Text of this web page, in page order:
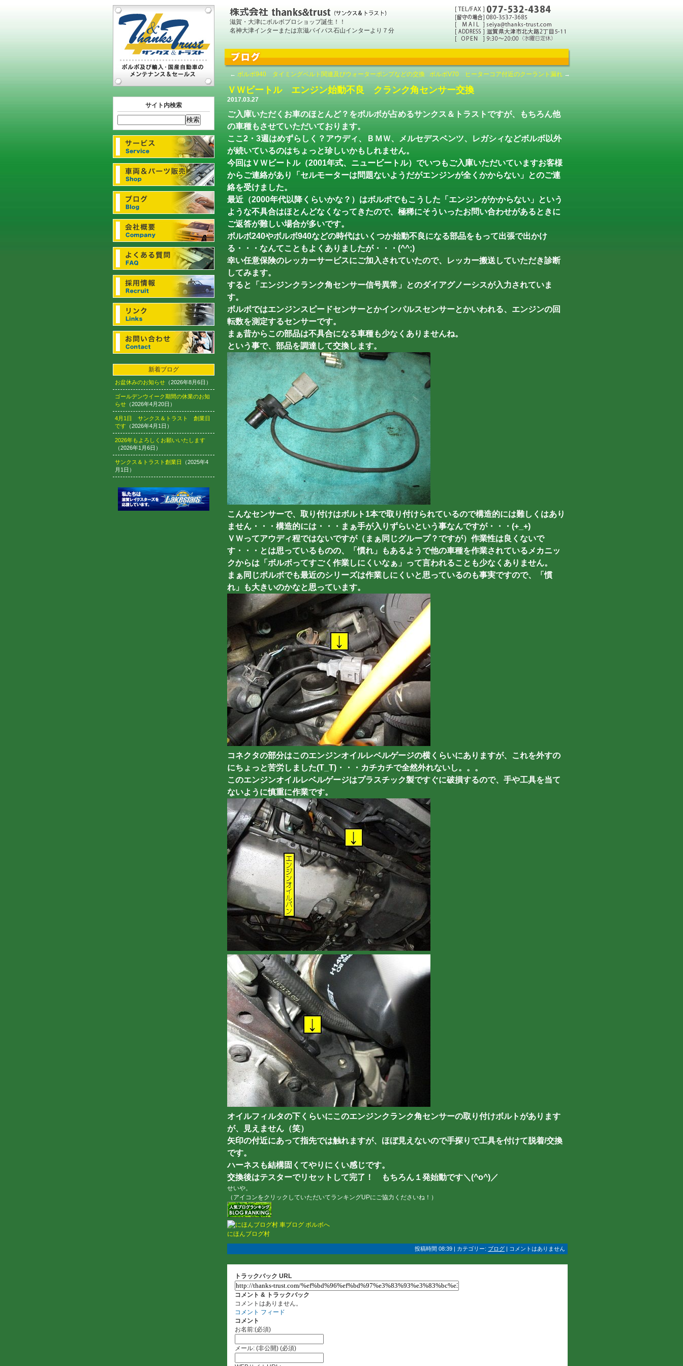
滋賀・大津にボルボプロショップ誕生！！
名神大津インターまたは京滋バイパス石山インターより７分
サイト内検索
新着ブログ
お盆休みのお知らせ （2026年8月6日）
ゴールデンウイーク期間の休業のお知
らせ （2026年4月20日）
4月1日 サンクス＆トラスト 創業日
です （2026年4月1日）
2026年もよろしくお願いいたします
（2026年1月6日）
サンクス＆トラスト創業日
（2025年4
月1日）
← ボルボ940 タイミングベルト関連及びウォーターポンプなどの交換 ボルボV70 ヒーターコア付近のクーラント漏れ →
ＶＷビートル エンジン始動不良 クランク角センサー交換
2017.03.27
ご入庫いただくお車のほとんど？をボルボが占めるサンクス＆トラストですが、もちろん他
の車種もさせていただいております。
ここ2・3週はめずらしく？アウディ、ＢＭＷ、メルセデスベンツ、レガシィなどボルボ以外
が続いているのはちょっと珍しいかもしれません。
今回はＶＷビートル（2001年式、ニュービートル）でいつもご入庫いただいていますお客様
からご連絡があり「セルモーターは問題ないようだがエンジンが全くかからない」とのご連
絡を受けました。
最近（2000年代以降くらいかな？）はボルボでもこうした「エンジンがかからない」という
ような不具合はほとんどなくなってきたので、極稀にそういったお問い合わせがあるときに
ご返答が難しい場合が多いです。
ボルボ240やボルボ940などの時代はいくつか始動不良になる部品をもって出張で出かけ
る・・・なんてこともよくありましたが・・・(^^;)
幸い任意保険のレッカーサービスにご加入されていたので、レッカー搬送していただき診断
してみます。
すると「エンジンクランク角センサー信号異常」とのダイアグノーシスが入力されていま
す。
ボルボではエンジンスピードセンサーとかインパルスセンサーとかいわれる、エンジンの回
転数を測定するセンサーです。
まぁ昔からこの部品は不具合になる車種も少なくありませんね。
という事で、部品を調達して交換します。
こんなセンサーで、取り付けはボルト1本で取り付けられているので構造的には難しくはあり
ません・・・構造的には・・・まぁ手が入りずらいという事なんですが・・・(+_+)
ＶＷってアウディ程ではないですが（まぁ同じグループ？ですが）作業性は良くないで
す・・・とは思っているものの、「慣れ」もあるようで他の車種を作業されているメカニッ
クからは「ボルボってすごく作業しにくいなぁ」って言われることも少なくありません。
まぁ同じボルボでも最近のシリーズは作業しにくいと思っているのも事実ですので、「慣
れ」も大きいのかなと思っています。
コネクタの部分はこのエンジンオイルレベルゲージの横くらいにありますが、これを外すの
にちょっと苦労しました(T_T)・・・カチカチで全然外れないし。。。
このエンジンオイルレベルゲージはプラスチック製ですぐに破損するので、手や工具を当て
ないように慎重に作業です。
オイルフィルタの下くらいにこのエンジンクランク角センサーの取り付けボルトがあります
が、見えません（笑）
矢印の付近にあって指先では触れますが、ほぼ見えないので手探りで工具を付けて脱着/交換
です。
ハーネスも結構固くてやりにくい感じです。
交換後はテスターでリセットして完了！ もちろん１発始動です＼(^o^)／
せいや。
（アイコンをクリックしていただいてランキングUPにご協力くださいね！）
にほんブログ村
投稿時間 08:39 | カテゴリー: ブログ | コメントはありません
トラックバック URL
コメント & トラックバック
コメントはありません。
コメント フィード
コメント
お名前:(必須)
メール: (非公開) (必須)